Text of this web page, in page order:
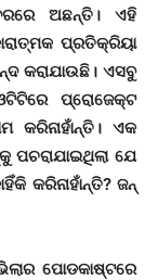
ଅଛନ୍ତି। ଏହି
ପ୍ରତିକ୍ରିୟା
କରାଯାଉଛି। ଏସବୁ
ପ୍ରୋଜେକ୍ଟ
କରିନାହାଁନ୍ତି। ଏକ
ପଚରାଯାଇଥିଲା ଯେ
କରିନାହାଁନ୍ତି? ଜନ୍
ପୋଡକାଷ୍ଟରେ